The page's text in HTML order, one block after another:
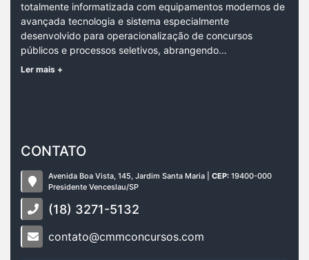
totalmente informatizada com equipamentos modernos de
avançada tecnologia e sistema especialmente
desenvolvido para operacionalização de concursos
públicos e processos seletivos, abrangendo…
Ler mais +
CONTATO
Avenida Boa Vista, 145, Jardim Santa Maria | CEP: 19400-000
Presidente Venceslau/SP
(18) 3271-5132
contato@cmmconcursos.com